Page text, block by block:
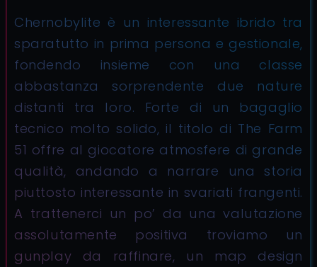
Chernobylite è un interessante ibrido tra
sparatutto in prima persona e gestionale,
fondendo insieme con una classe
abbastanza sorprendente due nature
distanti tra loro. Forte di un bagaglio
tecnico molto solido, il titolo di The Farm
51 offre al giocatore atmosfere di grande
qualità, andando a narrare una storia
piuttosto interessante in svariati frangenti.
A trattenerci un po’ da una valutazione
assolutamente positiva troviamo un
gunplay da raffinare, un map design